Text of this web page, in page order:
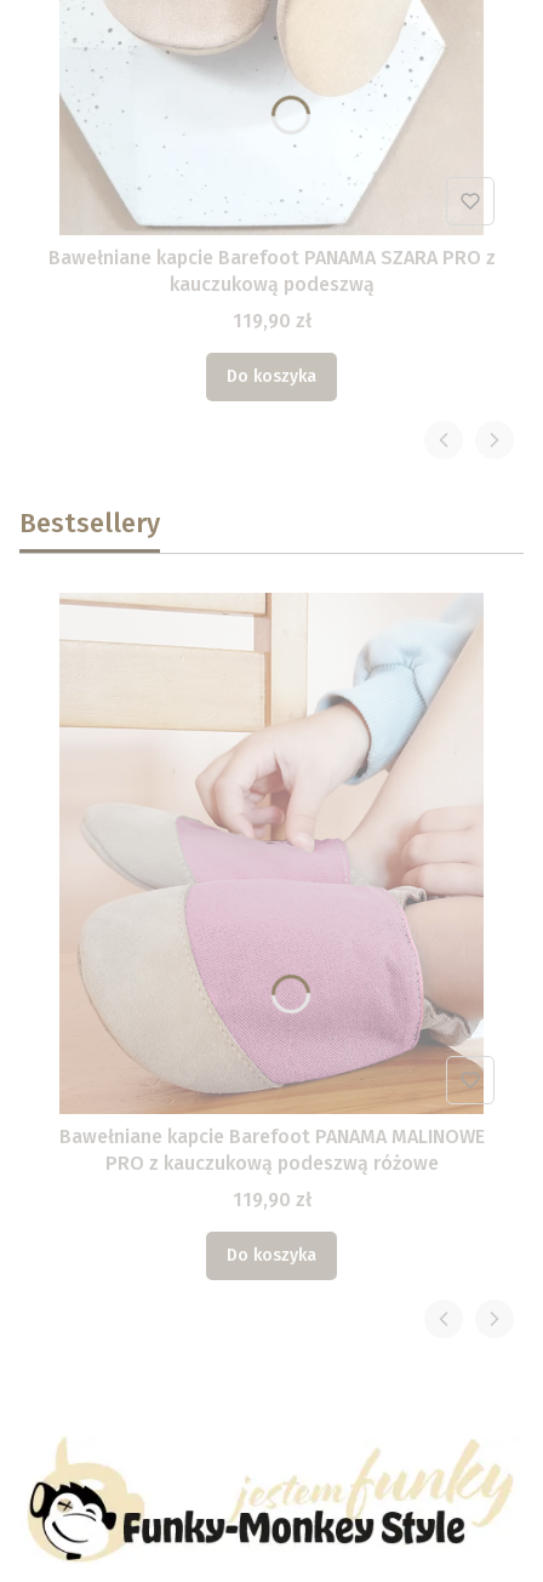
Bawełniane kapcie Barefoot PANAMA SZARA PRO z
kauczukową podeszwą
119,90 zł
Do koszyka
Bestsellery
Bawełniane kapcie Barefoot PANAMA MALINOWE
PRO z kauczukową podeszwą różowe
119,90 zł
Do koszyka